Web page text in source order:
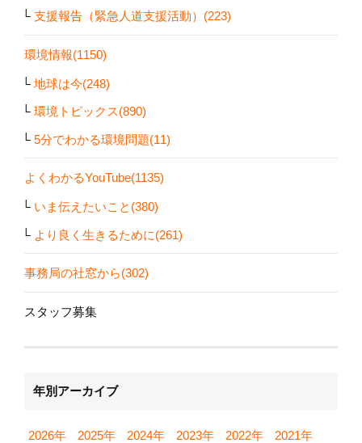
支援報告（緊急人道支援活動）(223)
環境情報(1150)
地球は今(248)
環境トピックス(890)
5分でわかる環境問題(11)
よくわかるYouTube(1135)
いま伝えたいこと(380)
より良く生きるために(261)
事務局の社窓から(302)
スタッフ募集
年別アーカイブ
2026年 2025年 2024年 2023年 2022年 2021年